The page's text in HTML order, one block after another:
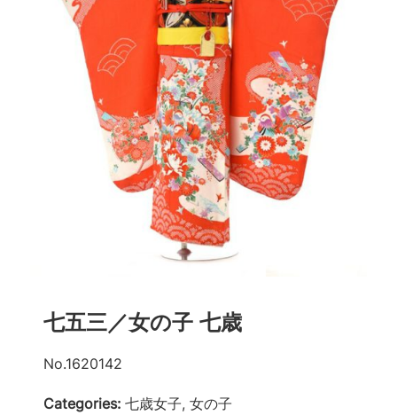
七五三／女の子 七歳
No.1620142
Categories: 七歳女子, 女の子